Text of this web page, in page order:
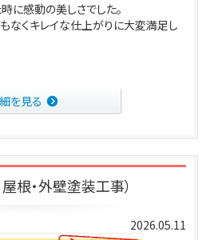
に感動の美しさでした。
なくキレイな仕上がりに大変満足し
を見る
根・外壁塗装工事）
2026.05.11